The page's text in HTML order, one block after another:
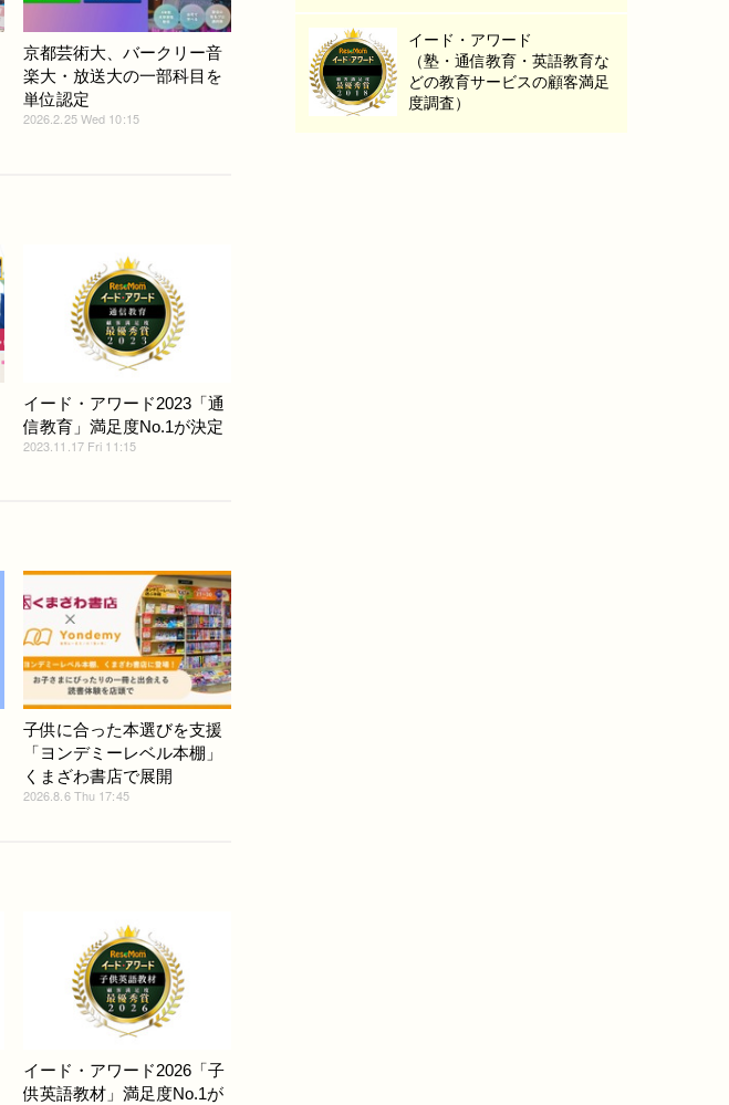
京都芸術大、バークリー音
楽大・放送大の一部科目を
単位認定
2026.2.25 Wed 10:15
イード・アワード2023「通
信教育」満足度No.1が決定
2023.11.17 Fri 11:15
子供に合った本選びを支援
「ヨンデミーレベル本棚」
くまざわ書店で展開
2026.8.6 Thu 17:45
イード・アワード2026「子
供英語教材」満足度No.1が
イード・アワード
（塾・通信教育・英語教育な
どの教育サービスの顧客満足
度調査）